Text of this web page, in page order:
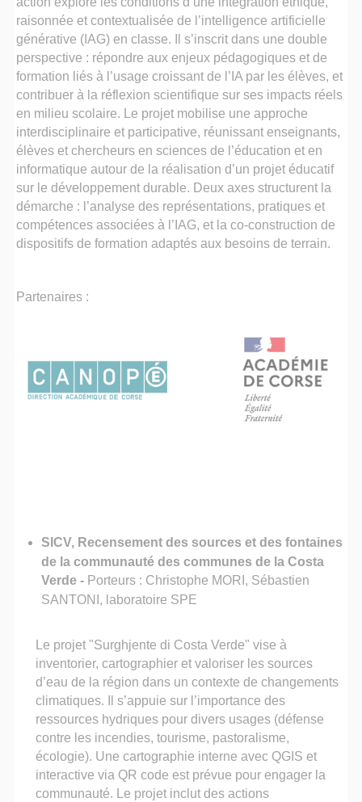
raisonnée et contextualisée de l’intelligence artificielle
générative (IAG) en classe. Il s’inscrit dans une double
perspective : répondre aux enjeux pédagogiques et de
formation liés à l’usage croissant de l’IA par les élèves, et
contribuer à la réflexion scientifique sur ses impacts réels
en milieu scolaire. Le projet mobilise une approche
interdisciplinaire et participative, réunissant enseignants,
élèves et chercheurs en sciences de l’éducation et en
informatique autour de la réalisation d’un projet éducatif
sur le développement durable. Deux axes structurent la
démarche : l’analyse des représentations, pratiques et
compétences associées à l’IAG, et la co-construction de
dispositifs de formation adaptés aux besoins de terrain.
Partenaires :
SICV, Recensement des sources et des fontaines
de la communauté des communes de la Costa
Verde- Porteurs : Christophe MORI, Sébastien
SANTONI, laboratoire SPE
Le projet "Surghjente di Costa Verde" vise à
inventorier, cartographier et valoriser les sources
d’eau de la région dans un contexte de changements
climatiques. Il s’appuie sur l’importance des
ressources hydriques pour divers usages (défense
contre les incendies, tourisme, pastoralisme,
écologie). Une cartographie interne avec QGIS et
interactive via QR code est prévue pour engager la
communauté. Le projet inclut des actions